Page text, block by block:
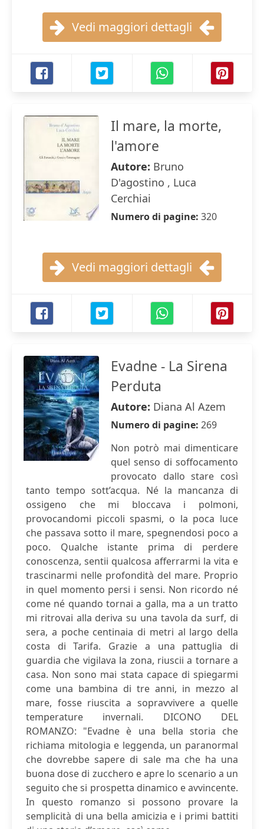
Vedi maggiori dettagli
Il mare, la morte,
l'amore
Autore: Bruno
D'agostino , Luca
Cerchiai
Numero di pagine: 320
Vedi maggiori dettagli
Evadne - La Sirena
Perduta
Autore: Diana Al Azem
Numero di pagine: 269
Non potrò mai dimenticare
quel senso di soffocamento
provocato dallo stare così
tanto tempo sott’acqua. Né la mancanza di
ossigeno che mi bloccava i polmoni,
provocandomi piccoli spasmi, o la poca luce
che passava sotto il mare, spegnendosi poco a
poco. Qualche istante prima di perdere
conoscenza, sentii qualcosa afferrarmi la vita e
trascinarmi nelle profondità del mare. Proprio
in quel momento persi i sensi. Non ricordo né
come né quando tornai a galla, ma a un tratto
mi ritrovai alla deriva su una tavola da surf, di
sera, a poche centinaia di metri al largo della
costa di Tarifa. Grazie a una pattuglia di
guardia che vigilava la zona, riuscii a tornare a
casa. Non sono mai stata capace di spiegarmi
come una bambina di tre anni, in mezzo al
mare, fosse riuscita a sopravvivere a quelle
temperature invernali. DICONO DEL
ROMANZO: "Evadne è una bella storia che
richiama mitologia e leggenda, un paranormal
che dovrebbe sapere di sale ma che ha una
buona dose di zucchero e apre lo scenario a un
seguito che si prospetta dinamico e avvincente.
In questo romanzo si possono provare la
semplicità di una bella amicizia e i primi battiti